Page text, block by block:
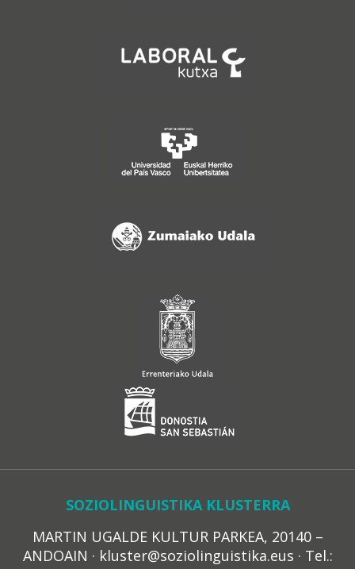
SOZIOLINGUISTIKA KLUSTERRA
MARTIN UGALDE KULTUR PARKEA, 20140 –
ANDOAIN · kluster@soziolinguistika.eus · Tel.: